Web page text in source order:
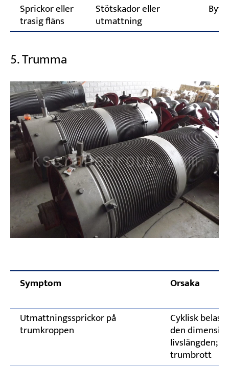
Sprickor eller
trasig fläns
Stötskador eller
utmattning
Byt
5. Trumma
Symptom Orsaka
Utmattningssprickor på
trumkroppen
Cyklisk
den
livslängden;
trumbrott